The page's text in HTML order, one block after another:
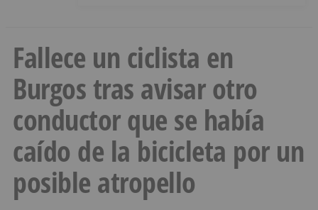
Fallece un ciclista en
Burgos tras avisar otro
conductor que se había
caído de la bicicleta por un
posible atropello